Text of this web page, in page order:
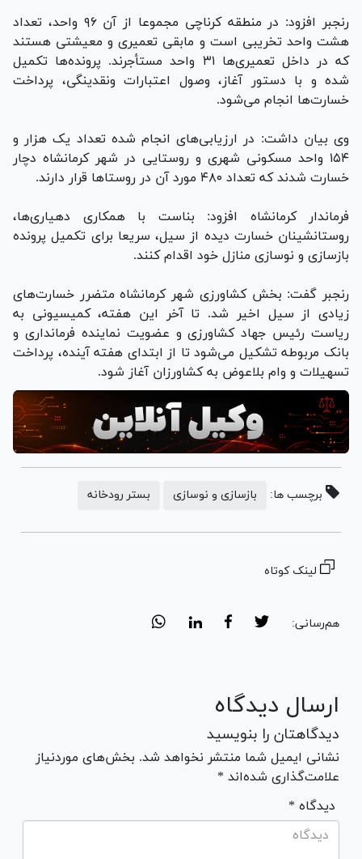
رنجبر افزود: در منطقه کرناچی مجموعا از آن ۹۶ واحد، تعداد
هشت واحد تخریبی است و مابقی تعمیری و معیشتی هستند
که در داخل تعمیری‌ها ۳۱ واحد مستأجرند. پرونده‌ها تکمیل
شده و با دستور آغاز، وصول اعتبارات ونقدینگی، پرداخت
خسارت‌ها انجام می‌شود.
وی بیان داشت: در ارزیابی‌های انجام شده تعداد یک هزار و
۱۵۴ واحد مسکونی شهری و روستایی در شهر کرمانشاه دچار
خسارت شدند که تعداد ۴۸۰ مورد آن در روستا‌ها قرار دارند.
فرماندار کرمانشاه افزود: بناست با همکاری دهیاری‌ها،
روستانشینان خسارت دیده از سیل، سریعا برای تکمیل پرونده
بازسازی و نوسازی منازل خود اقدام کنند.
رنجبر گفت: بخش کشاورزی شهر کرمانشاه متضرر خسارت‌های
زیادی از سیل اخیر شد. تا آخر این هفته، کمیسیونی به
ریاست رئیس جهاد کشاورزی و عضویت نماینده فرمانداری و
بانک مربوطه تشکیل می‌شود تا از ابتدای هفته آینده، پرداخت
تسهیلات و وام بلاعوض به کشاورزان آغاز شود.
برچسب ها: بازسازی و نوسازی بستر رودخانه
لینک کوتاه
هم‌رسانی:
ارسال دیدگاه
دیدگاهتان را بنویسید
نشانی ایمیل شما منتشر نخواهد شد. بخش‌های موردنیاز
علامت‌گذاری شده‌اند *
* دیدگاه